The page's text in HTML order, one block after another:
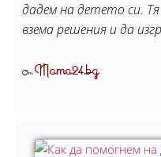
дадем на детето си.
взема решения и да
ОтMama24.bg